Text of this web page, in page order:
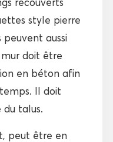
style pierre
aussi
doit être
en béton afin
Il doit
du talus.
peut être en